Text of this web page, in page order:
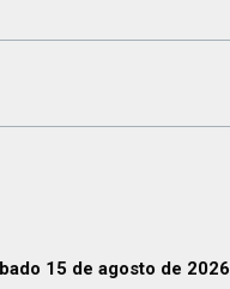
15 de agosto de 2026